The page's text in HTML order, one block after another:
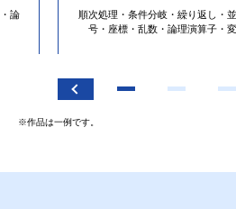
論
順次処理・条件分岐・繰り返し・
号・座標・乱数・論理演算子・
※作品は一例です。